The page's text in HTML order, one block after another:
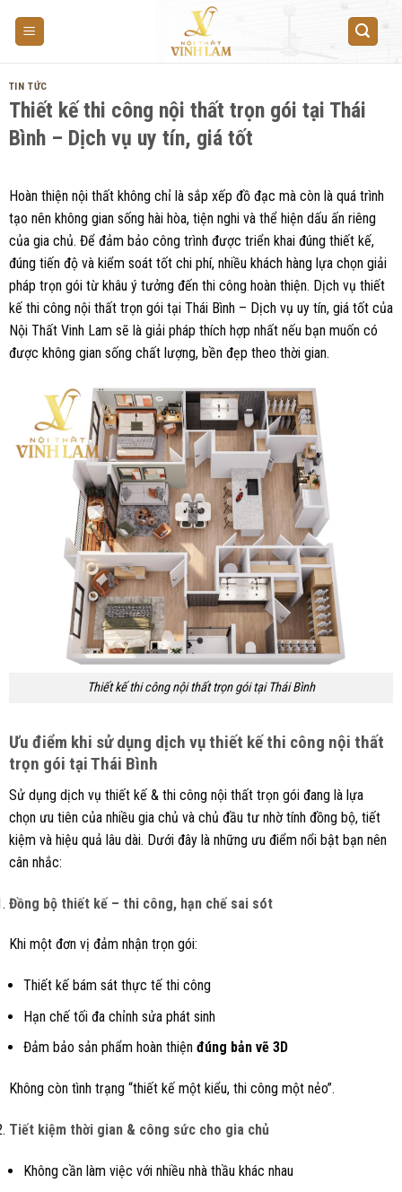
TIN TỨC
Thiết kế thi công nội thất trọn gói tại Thái
Bình – Dịch vụ uy tín, giá tốt
Hoàn thiện nội thất không chỉ là sắp xếp đồ đạc mà còn là quá trình
tạo nên không gian sống hài hòa, tiện nghi và thể hiện dấu ấn riêng
của gia chủ. Để đảm bảo công trình được triển khai đúng thiết kế,
đúng tiến độ và kiểm soát tốt chi phí, nhiều khách hàng lựa chọn giải
pháp trọn gói từ khâu ý tưởng đến thi công hoàn thiện. Dịch vụ thiết
kế thi công nội thất trọn gói tại Thái Bình – Dịch vụ uy tín, giá tốt của
Nội Thất Vinh Lam sẽ là giải pháp thích hợp nhất nếu bạn muốn có
được không gian sống chất lượng, bền đẹp theo thời gian.
Thiết kế thi công nội thất trọn gói tại Thái Bình
Ưu điểm khi sử dụng dịch vụ thiết kế thi công nội thất
trọn gói tại Thái Bình
Sử dụng dịch vụ thiết kế & thi công nội thất trọn gói đang là lựa
chọn ưu tiên của nhiều gia chủ và chủ đầu tư nhờ tính đồng bộ, tiết
kiệm và hiệu quả lâu dài. Dưới đây là những ưu điểm nổi bật bạn nên
cân nhắc:
Đồng bộ thiết kế – thi công, hạn chế sai sót
Khi một đơn vị đảm nhận trọn gói:
Thiết kế bám sát thực tế thi công
Hạn chế tối đa chỉnh sửa phát sinh
Đảm bảo sản phẩm hoàn thiện đúng bản vẽ 3D
Không còn tình trạng “thiết kế một kiểu, thi công một nẻo”.
Tiết kiệm thời gian & công sức cho gia chủ
Không cần làm việc với nhiều nhà thầu khác nhau